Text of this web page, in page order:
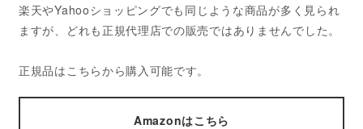
楽天やYahooショッピングでも同じような商品が多く見られ
ますが、どれも正規代理店での販売ではありませんでした。
正規品はこちらから購入可能です。
Amazonはこちら